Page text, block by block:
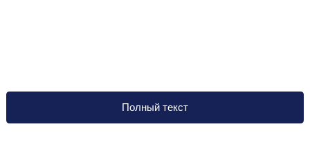
Полный текст